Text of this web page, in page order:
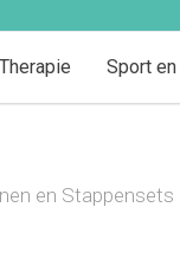
Therapie Sport en
en Stappensets